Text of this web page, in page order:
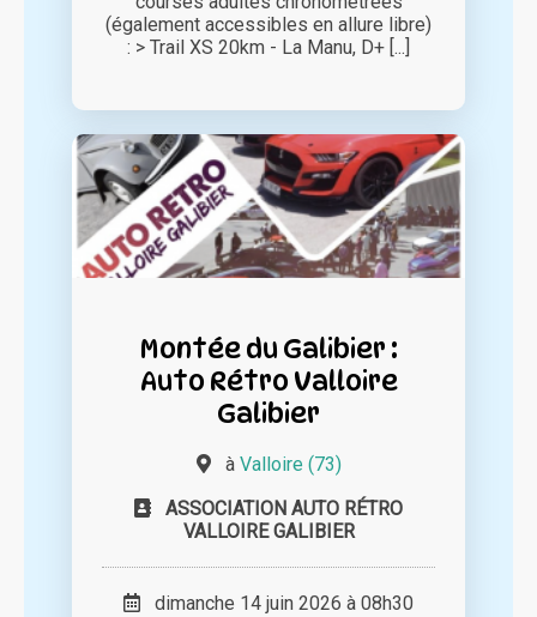
(également accessibles en allure libre)
: > Trail XS 20km - La Manu, D+ [...]
Montée du Galibier :
Auto Rétro Valloire
Galibier
à Valloire (73)
ASSOCIATION AUTO RÉTRO
VALLOIRE GALIBIER
dimanche 14 juin 2026 à 08h30